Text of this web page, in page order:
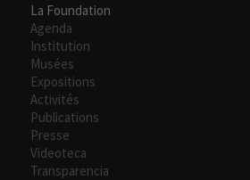
La Foundation
Agenda
Institution
Musées
Expositions
Activités
Publications
Presse
Videoteca
Transparencia